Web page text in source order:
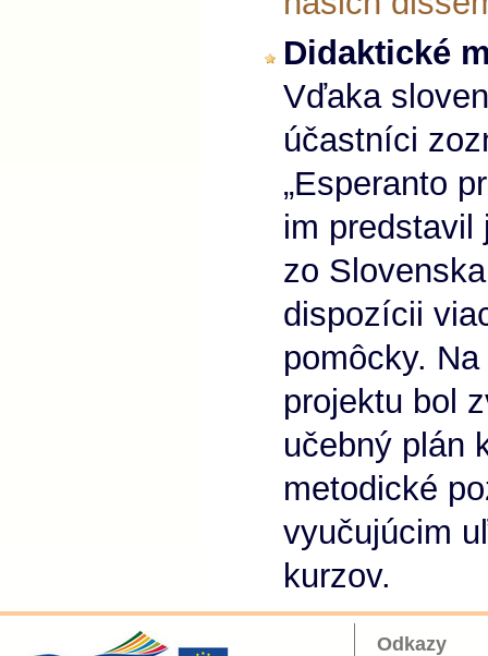
Didaktické
Vďaka
účastníci
„Esperanto
im predstavil
zo
dispozícii
pomôcky.
projektu bol
učebný plán
metodické
vyučujúcim
kurzov.
Odkazy